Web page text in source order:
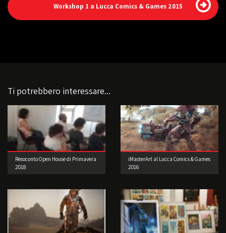
Workshop 1 a Lucca Comics & Games 2015
Ti potrebbero interessare...
Resoconto Open House di Primavera
2018
iMasterArt al Lucca Comics & Games
2016